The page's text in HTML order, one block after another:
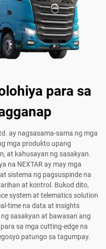
para sa
ay nagsasama-sama ng mga
mga produkto upang
at kahusayan ng sasakyan.
na NEXTAR ay may mga
sistema ng pagsuspinde na
at kontrol. Bukod dito,
system at telematics solution
time na data at insights
sasakyan at bawasan ang
sa mga cutting-edge na
patungo sa tagumpay.